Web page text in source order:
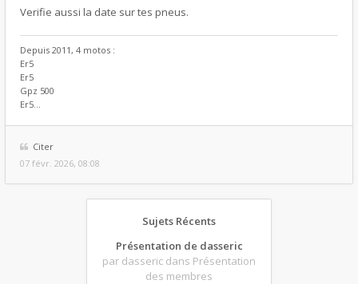
Verifie aussi la date sur tes pneus.
Depuis 2011, 4 motos :
Er5
Er5
Gpz 500
Er5...
Citer
07 févr. 2026, 08:08
Sujets Récents
Présentation de dasseric
par dasseric dans Présentation
des membres